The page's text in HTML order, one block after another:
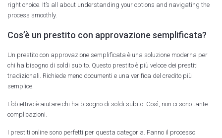
right choice. It’s all about understanding your options and navigating the
process smoothly.
Cos’è un prestito con approvazione semplificata?
Un prestito con approvazione semplificata è una soluzione moderna per
chi ha bisogno di soldi subito. Questo prestito è più veloce dei prestiti
tradizionali. Richiede meno documenti e una verifica del credito più
semplice.
L’obiettivo è aiutare chi ha bisogno di soldi subito. Così, non ci sono tante
complicazioni.
I prestiti online sono perfetti per questa categoria. Fanno il processo